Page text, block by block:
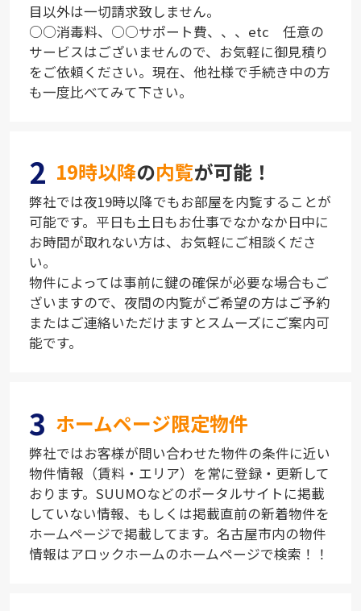
目以外は一切請求致しません。
○○消毒料、○○サポート費、、、etc 任意の
サービスはございませんので、お気軽に御見積り
をご依頼ください。現在、他社様で手続き中の方
も一度比べてみて下さい。
2 19時以降の内覧が可能！
弊社では夜19時以降でもお部屋を内覧することが
可能です。平日も土日もお仕事でなかなか日中に
お時間が取れない方は、お気軽にご相談くださ
い。
物件によっては事前に鍵の確保が必要な場合もご
ざいますので、夜間の内覧がご希望の方はご予約
またはご連絡いただけますとスムーズにご案内可
能です。
3 ホームページ限定物件
弊社ではお客様が問い合わせた物件の条件に近い
物件情報（賃料・エリア）を常に登録・更新して
おります。SUUMOなどのポータルサイトに掲載
していない情報、もしくは掲載直前の新着物件を
ホームページで掲載してます。名古屋市内の物件
情報はアロックホームのホームページで検索！！